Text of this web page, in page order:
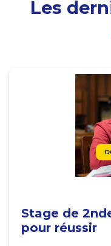
Les
Stage de
pour réussir